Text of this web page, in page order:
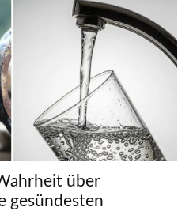
über
gesündesten